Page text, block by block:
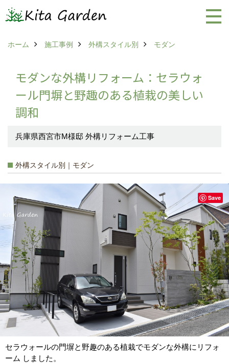
ホーム 施工事例 外構スタイル別 モダン
モダンな外構リフォーム：セラウォ
ール門塀と野趣のある植栽の美しい
調和
兵庫県西宮市M様邸 外構リフォーム工事
外構スタイル別｜モダン
セラウォールの門塀と野趣のある植栽でモダンな外構にリフォ
ーム しました。
Save